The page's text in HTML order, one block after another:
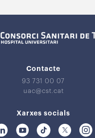
Contacte
93 731 00 07
uac@cst.cat
Xarxes socials